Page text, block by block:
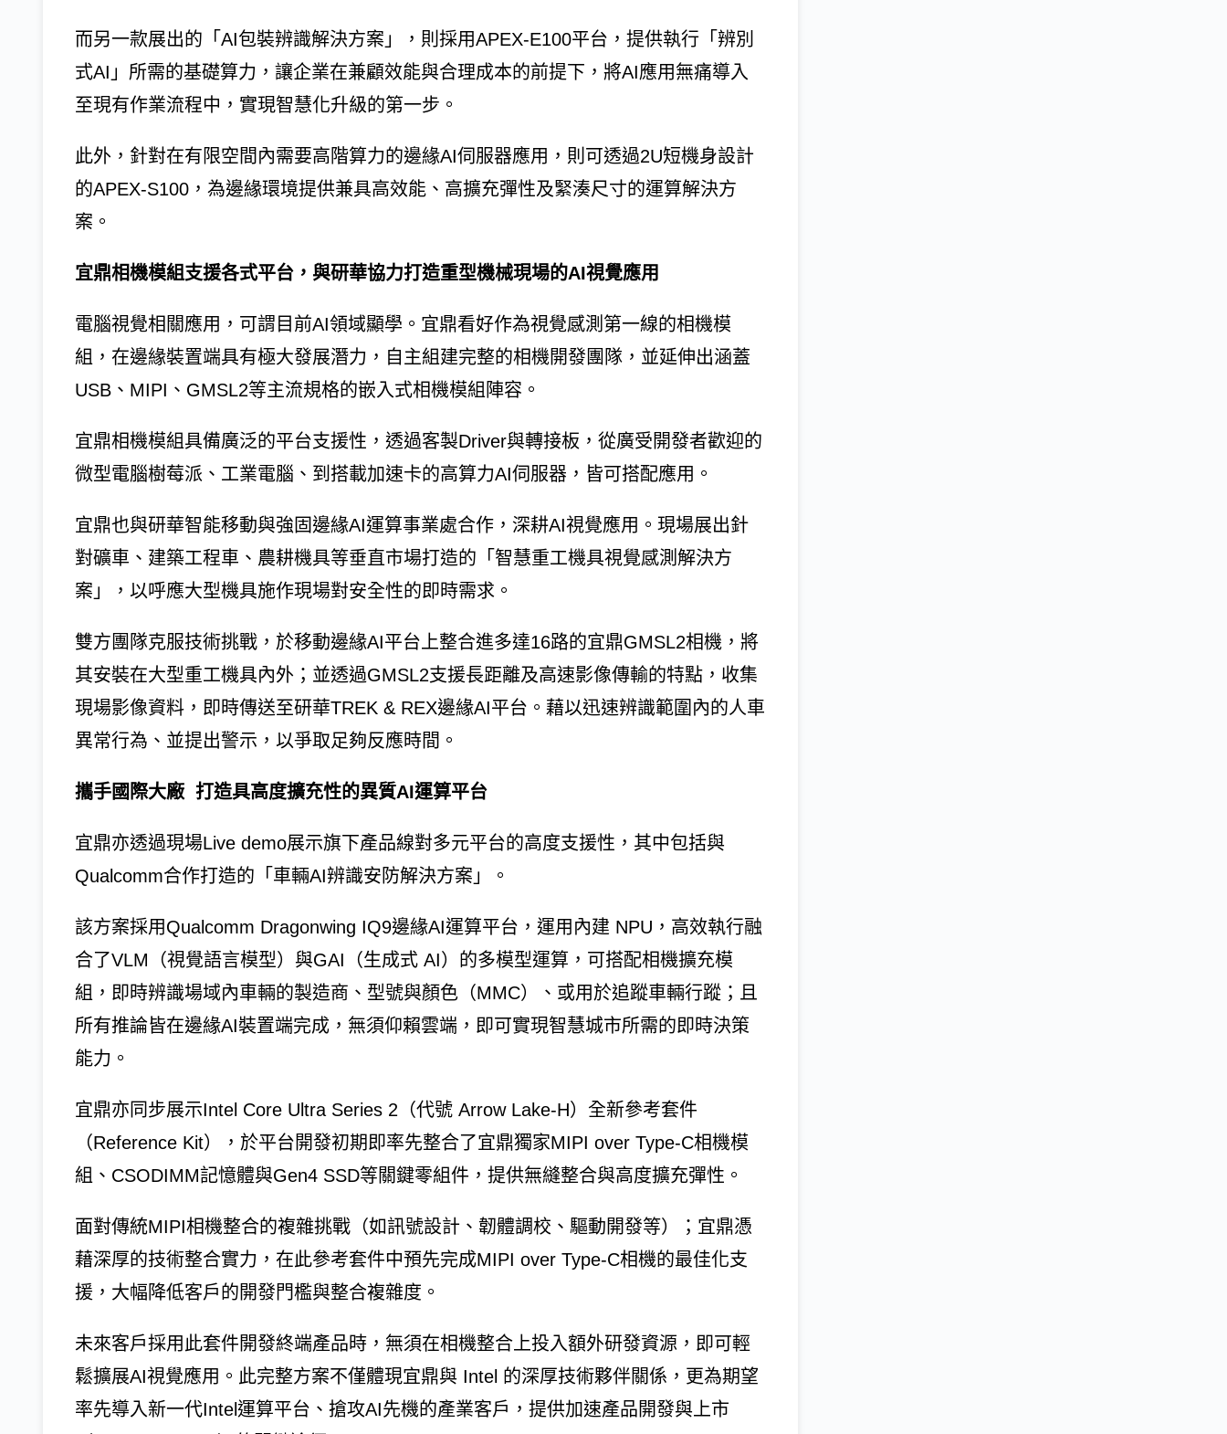
而另一款展出的「AI包裝辨識解決方案」，則採用APEX-E100平台，提供執行「辨別
式AI」所需的基礎算力，讓企業在兼顧效能與合理成本的前提下，將AI應用無痛導入
至現有作業流程中，實現智慧化升級的第一步。
此外，針對在有限空間內需要高階算力的邊緣AI伺服器應用，則可透過2U短機身設計
的APEX-S100，為邊緣環境提供兼具高效能、高擴充彈性及緊湊尺寸的運算解決方
案。
宜鼎相機模組支援各式平台，與研華協力打造重型機械現場的AI視覺應用
電腦視覺相關應用，可謂目前AI領域顯學。宜鼎看好作為視覺感測第一線的相機模
組，在邊緣裝置端具有極大發展潛力，自主組建完整的相機開發團隊，並延伸出涵蓋
USB、MIPI、GMSL2等主流規格的嵌入式相機模組陣容。
宜鼎相機模組具備廣泛的平台支援性，透過客製Driver與轉接板，從廣受開發者歡迎的
微型電腦樹莓派、工業電腦、到搭載加速卡的高算力AI伺服器，皆可搭配應用。
宜鼎也與研華智能移動與強固邊緣AI運算事業處合作，深耕AI視覺應用。現場展出針
對礦車、建築工程車、農耕機具等垂直市場打造的「智慧重工機具視覺感測解決方
案」，以呼應大型機具施作現場對安全性的即時需求。
雙方團隊克服技術挑戰，於移動邊緣AI平台上整合進多達16路的宜鼎GMSL2相機，將
其安裝在大型重工機具內外；並透過GMSL2支援長距離及高速影像傳輸的特點，收集
現場影像資料，即時傳送至研華TREK & REX邊緣AI平台。藉以迅速辨識範圍內的人車
異常行為、並提出警示，以爭取足夠反應時間。
攜手國際大廠 打造具高度擴充性的異質AI運算平台
宜鼎亦透過現場Live demo展示旗下產品線對多元平台的高度支援性，其中包括與
Qualcomm合作打造的「車輛AI辨識安防解決方案」。
該方案採用Qualcomm Dragonwing IQ9邊緣AI運算平台，運用內建 NPU，高效執行融
合了VLM（視覺語言模型）與GAI（生成式 AI）的多模型運算，可搭配相機擴充模
組，即時辨識場域內車輛的製造商、型號與顏色（MMC）、或用於追蹤車輛行蹤；且
所有推論皆在邊緣AI裝置端完成，無須仰賴雲端，即可實現智慧城市所需的即時決策
能力。
宜鼎亦同步展示Intel Core Ultra Series 2（代號 Arrow Lake-H）全新參考套件
（Reference Kit），於平台開發初期即率先整合了宜鼎獨家MIPI over Type-C相機模
組、CSODIMM記憶體與Gen4 SSD等關鍵零組件，提供無縫整合與高度擴充彈性。
面對傳統MIPI相機整合的複雜挑戰（如訊號設計、韌體調校、驅動開發等）；宜鼎憑
藉深厚的技術整合實力，在此參考套件中預先完成MIPI over Type-C相機的最佳化支
援，大幅降低客戶的開發門檻與整合複雜度。
未來客戶採用此套件開發終端產品時，無須在相機整合上投入額外研發資源，即可輕
鬆擴展AI視覺應用。此完整方案不僅體現宜鼎與 Intel 的深厚技術夥伴關係，更為期望
率先導入新一代Intel運算平台、搶攻AI先機的產業客戶，提供加速產品開發與上市